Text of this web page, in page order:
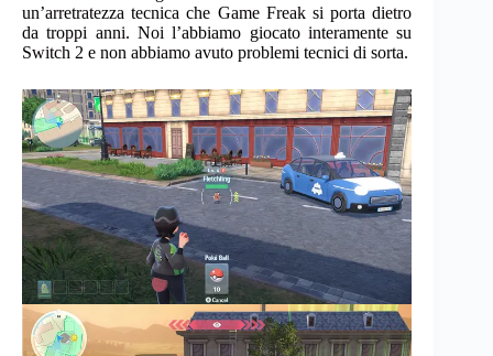
un’arretratezza tecnica che Game Freak si porta dietro
da troppi anni. Noi l’abbiamo giocato interamente su
Switch 2 e non abbiamo avuto problemi tecnici di sorta.